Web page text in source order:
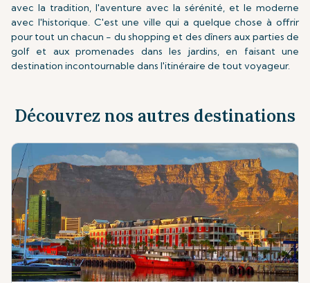
avec la tradition, l'aventure avec la sérénité, et le moderne
avec l'historique. C'est une ville qui a quelque chose à offrir
pour tout un chacun - du shopping et des dîners aux parties de
golf et aux promenades dans les jardins, en faisant une
destination incontournable dans l'itinéraire de tout voyageur.
Découvrez nos autres destinations